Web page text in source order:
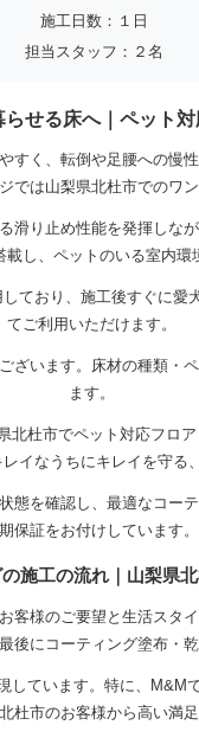
施工日数：１日
担当スタッフ：２名
せる床へ｜ペット
く、転倒や足腰への慢
は山梨県北杜市でのワ
り止め性能を発揮しな
し、ペットのいる室内環
おり、施工後すぐに愛
てご利用いただけます。
ざいます。床材の種類
ます。
杜市でペット対応フロ
イなうちにキレイを守る
を確認し、最適なコー
保証をお付けしています。
施工の流れ｜山梨県
客様のご要望と生活スタ
後にコーティング塗布・
ています。特に、
杜市のお客様から高い満